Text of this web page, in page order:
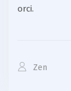
orci.
Zen